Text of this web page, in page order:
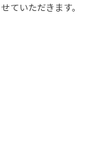
ていただきます。